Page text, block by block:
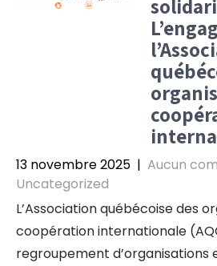
13 novembre 2025 | Aucun
Uncategorized
L’Association québécoise des
coopération internationale
regroupement d’organisations